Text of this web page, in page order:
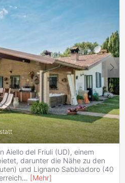
Aiello del Friuli (UD), einem
darunter die Nähe zu den
und Lignano Sabbiadoro (40
... [Mehr]